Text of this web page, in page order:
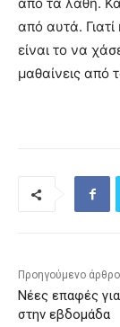
από αυτά.
είναι το να
μαθαίνεις από
Προηγούμενο άρθρο
Νέες επαφές
στην εβδομάδα